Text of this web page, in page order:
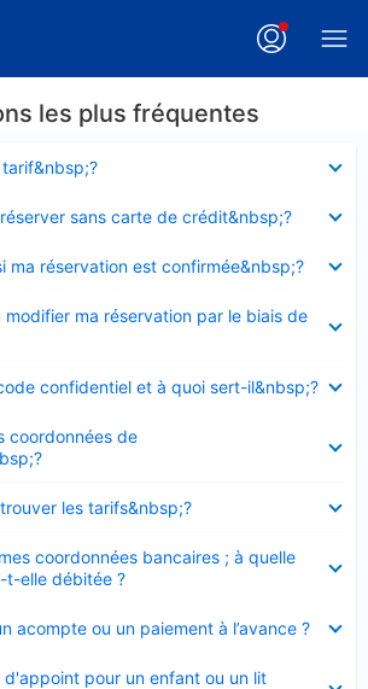
les plus fréquentes
sans carte de crédit&nbsp;?
ma réservation est confirmée&nbsp;?
modifier ma réservation par le biais de
confidentiel et à quoi sert-il&nbsp;?
coordonnées de
les tarifs&nbsp;?
coordonnées bancaires ; à quelle
t-elle débitée ?
acompte ou un paiement à l’avance ?
d'appoint pour un enfant ou un lit